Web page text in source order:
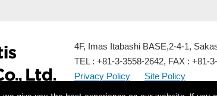
4F, Imas Itabashi BASE,2-4-1,
TEL : +81-3-3558-2642, FAX : +81-
Privacy Policy
Site Policy